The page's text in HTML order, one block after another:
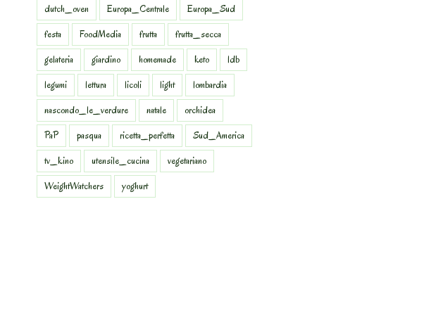
dutch_oven
Europa_Centrale
Europa_Sud
festa
FoodMedia frutta
frutta_secca
gelateria
giardino homemade keto
ldb
legumi
lettura licoli light
lombardia
nascondo_le_verdure
natale
orchidea
PaP
pasqua ricetta_perfetta
Sud_America
tv_kino
utensile_cucina
vegetariano
WeightWatchers
yoghurt